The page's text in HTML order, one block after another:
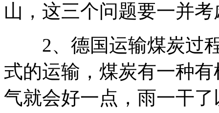
山，这三个问题要一并考
2、德国运输煤炭过程
式的运输，煤炭有一种
气就会好一点，雨一干